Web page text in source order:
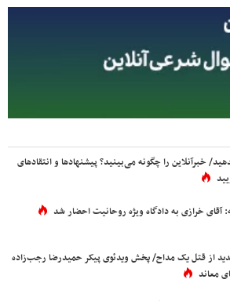
خبرآنلاین را چگونه می‌بینید؟ پیشنهادها و انتقادهای
آقای خرازی به دادگاه ویژه روحانیت احضار شد
از قتل یک مداح/ پخش ویدئوی پیکر حمیدرضا رجب‌زاده
معاند